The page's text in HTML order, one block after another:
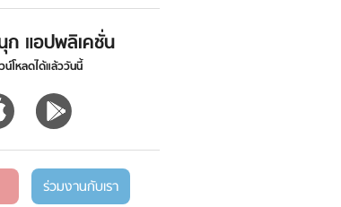
ก แอปพลิเคชั่น
น์โหลดได้แล้ววันนี้
ร่วมงานกับเรา